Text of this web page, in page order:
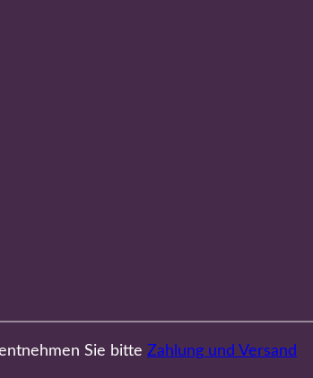
Sie bitte Zahlung und Versand